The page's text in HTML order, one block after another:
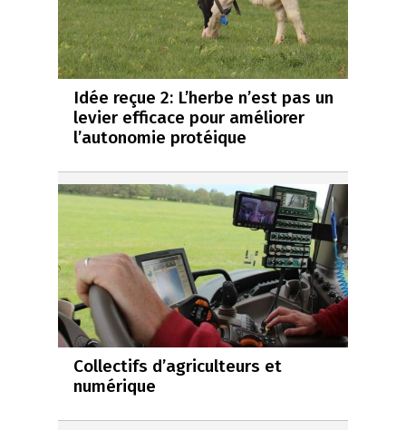
Idée reçue 2: L’herbe n’est pas un
levier efficace pour améliorer
l’autonomie protéique
Collectifs d’agriculteurs et
numérique